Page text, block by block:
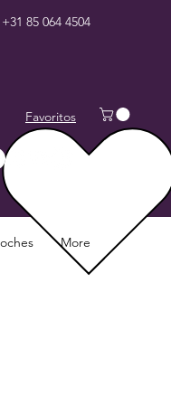
+31 85 064 4504
Favoritos
More